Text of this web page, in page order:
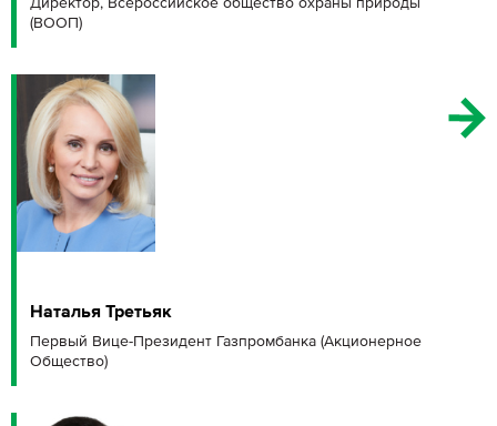
(ВООП)
Наталья Третьяк
Первый Вице-Президент Газпромбанка (Акционерное
Общество)